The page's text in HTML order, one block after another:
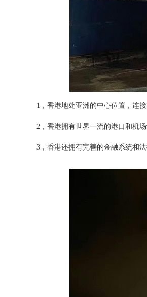
1，香港地处亚洲的中心位置，连
2，香港拥有世界一流的港口和机
3，香港还拥有完善的金融系统和